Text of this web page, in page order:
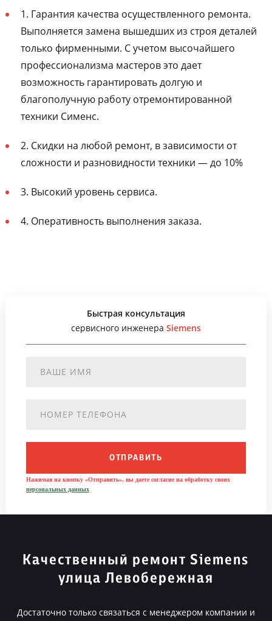
1. Гарантия качества осуществленного ремонта.
Выполняется замена вышедших из строя деталей
только фирменными. С учетом высочайшего
профессионализма мастеров это дает
возможность гарантировать долгую и
благополучную работу отремонтированной
техники Сименс.
2. Скидки на любой ремонт, в зависимости от
сложности и разновидности техники — до 10%
3. Высокий уровень сервиса.
4. Оперативность выполнения заказа.
Быстрая консультация
сервисного инженера Siemens
ОТПРАВИТЬ
Нажимая на кнопку «Отправить», вы даете согласие на обработку своих
персональных данных
Качественный ремонт Siemens
улица Левобережная
Достаточно только связаться с менеджером компании и